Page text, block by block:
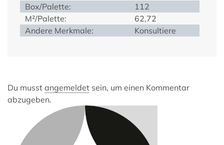
Box/Palette:
112
M²/Palette:
62,72
Andere Merkmale:
Konsultiere
Du musst angemeldet sein, um einen Kommentar
abzugeben.